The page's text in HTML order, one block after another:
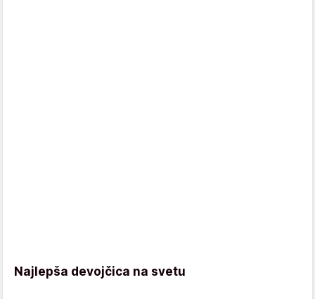
Najlepša devojčica na svetu